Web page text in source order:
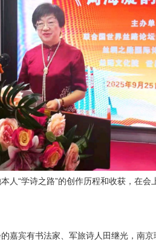
“学诗之路”的创作历程和收获，在会
嘉宾有书法家、军旅诗人田继光，南京